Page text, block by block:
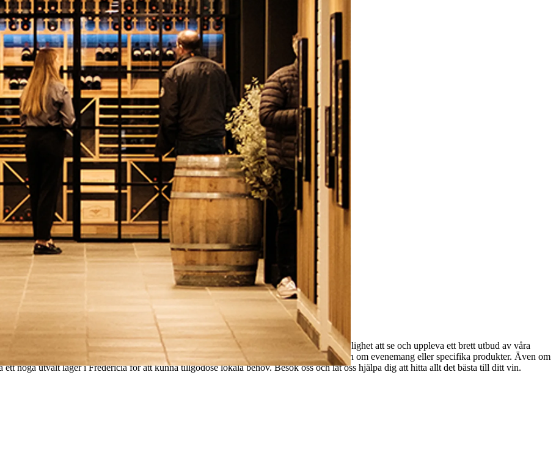
600 m² utrustad med den senaste och mest spännande vinutrustningen. Här har du möjlighet att se och uppleva ett brett utbud av våra
i inspirerande och snygga omgivningar. Kontakta oss gärna för mer information om evenemang eller specifika produkter. Även om
noga utvalt lager i Fredericia för att kunna tillgodose lokala behov. Besök oss och låt oss hjälpa dig att hitta allt det bästa till ditt vin.